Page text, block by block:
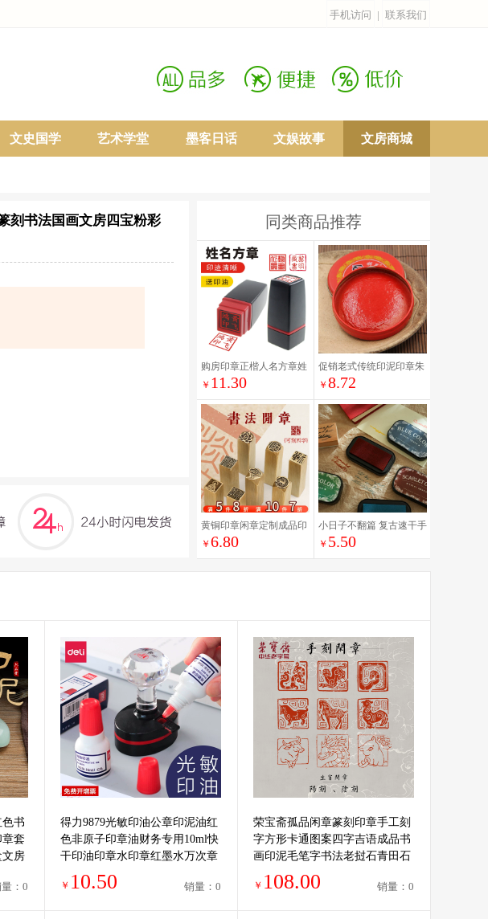
手机访问 | 联系我们
文史国学 艺术学堂 墨客日话 文娱故事 文房商城
刻书法国画文房四宝粉彩
同类商品推荐
购房印章正楷人名方章姓
名 定做篆刻个人私章 签
字 手章名字 购房章楷体
买房章刻章盖章儿童国画
书画落款刻字
￥ 11.30
促销老式传统印泥印章朱
肉泥巴状膏状大红色财务
铁盒装60克文具
￥ 8.72
黄铜印章闲章定制成品印
章定刻硬笔书法书画铜章
学生福字小尺寸
￥ 6.80
小日子不翻篇 复古速干手
帐印章印台个性彩色大尺
寸水性印泥
￥ 5.50
书
套
文房
：0
得力9879光敏印油公章印泥油红
色非原子印章油财务专用10ml快
干印油印章水印章红墨水万次章
印油红色公章印油
￥ 10.50 销量：0
荣宝斋孤品闲章篆刻印章手工刻
字方形卡通图案四字吉语成品书
画印泥毛笔字书法老挝石青田石
章料藏书章礼品
￥ 108.00 销量：0